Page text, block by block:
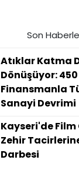
Son
Atıklar Katma
Dönüşüyor:
Finansmanla
Sanayi Devrimi
Kayseri'de
Zehir
Darbesi